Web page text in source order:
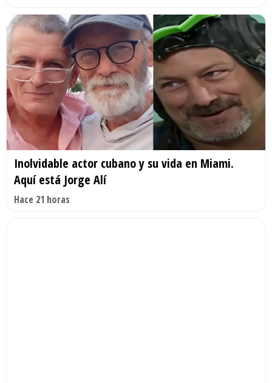
Inolvidable actor cubano y su vida en Miami.
Aquí está Jorge Alí
Hace 21 horas